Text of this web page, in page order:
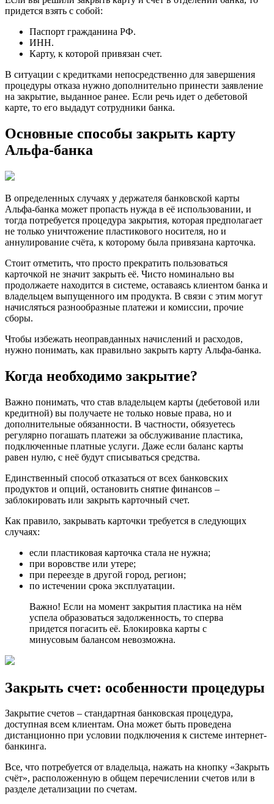
придется взять с собой:
Паспорт гражданина РФ.
ИНН.
Карту, к которой привязан счет.
В ситуации с кредитками непосредственно для завершения
процедуры отказа нужно дополнительно принести заявление
на закрытие, выданное ранее. Если речь идет о дебетовой
карте, то его выдадут сотрудники банка.
Основные способы закрыть карту
Альфа-банка
В определенных случаях у держателя банковской карты
Альфа-банка может пропасть нужда в её использовании, и
тогда потребуется процедура закрытия, которая предполагает
не только уничтожение пластикового носителя, но и
аннулирование счёта, к которому была привязана карточка.
Стоит отметить, что просто прекратить пользоваться
карточкой не значит закрыть её. Чисто номинально вы
продолжаете находится в системе, оставаясь клиентом банка и
владельцем выпущенного им продукта. В связи с этим могут
начисляться разнообразные платежи и комиссии, прочие
сборы.
Чтобы избежать неоправданных начислений и расходов,
нужно понимать, как правильно закрыть карту Альфа-банка.
Когда необходимо закрытие?
Важно понимать, что став владельцем карты (дебетовой или
кредитной) вы получаете не только новые права, но и
дополнительные обязанности. В частности, обязуетесь
регулярно погашать платежи за обслуживание пластика,
подключенные платные услуги. Даже если баланс карты
равен нулю, с неё будут списываться средства.
Единственный способ отказаться от всех банковских
продуктов и опций, остановить снятие финансов –
заблокировать или закрыть карточный счет.
Как правило, закрывать карточки требуется в следующих
случаях:
если пластиковая карточка стала не нужна;
при воровстве или утере;
при переезде в другой город, регион;
по истечении срока эксплуатации.
Важно! Если на момент закрытия пластика на нём
успела образоваться задолженность, то сперва
придется погасить её. Блокировка карты с
минусовым балансом невозможна.
Закрыть счет: особенности процедуры
Закрытие счетов – стандартная банковская процедура,
доступная всем клиентам. Она может быть проведена
дистанционно при условии подключения к системе интернет-
банкинга.
Все, что потребуется от владельца, нажать на кнопку «Закрыть
счёт», расположенную в общем перечислении счетов или в
разделе детализации по счетам.